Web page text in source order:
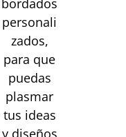
personali
zados,
para que
puedas
plasmar
tus ideas
y diseños